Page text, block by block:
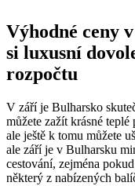
Výhodné ceny
si luxusní
rozpočtu
V září je Bulharsko
můžete zažít krásné
ale ještě k tomu můžete
ale září je v Bulharsku
cestování, zejména
některý z nabízených